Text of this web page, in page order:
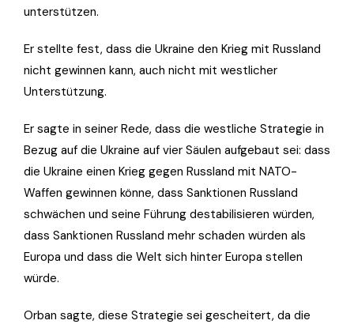
unterstützen.
Er stellte fest, dass die Ukraine den Krieg mit Russland
nicht gewinnen kann, auch nicht mit westlicher
Unterstützung.
Er sagte in seiner Rede, dass die westliche Strategie in
Bezug auf die Ukraine auf vier Säulen aufgebaut sei: dass
die Ukraine einen Krieg gegen Russland mit NATO-
Waffen gewinnen könne, dass Sanktionen Russland
schwächen und seine Führung destabilisieren würden,
dass Sanktionen Russland mehr schaden würden als
Europa und dass die Welt sich hinter Europa stellen
würde.
Orban sagte, diese Strategie sei gescheitert, da die